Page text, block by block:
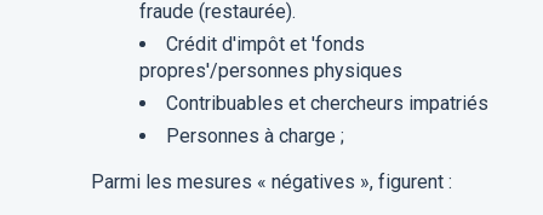
fraude (restaurée).
Crédit d'impôt et 'fonds
propres'/personnes physiques
Contribuables et chercheurs impatriés
Personnes à charge ;
Parmi les mesures « négatives », figurent :